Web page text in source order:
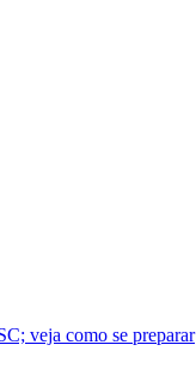
veja como se preparar